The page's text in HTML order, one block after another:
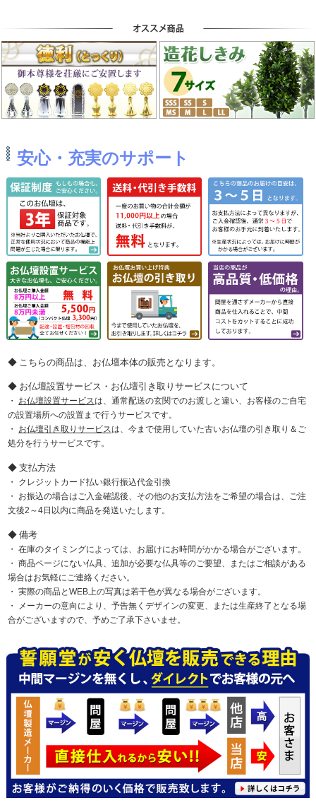
安心・充実のサポート
こちらの商品は、お仏壇本体の販売となります。
お仏壇設置サービス・お仏壇引き取りサービスについて
お仏壇設置サービスは、通常配送の玄関でのお渡しと違い、お客様のご自宅
の設置場所への設置まで行うサービスです。
お仏壇引き取りサービスは、今まで使用していた古いお仏壇の引き取り＆ご
処分を行うサービスです。
支払方法
クレジットカード払い銀行振込代金引換
お振込の場合はご入金確認後、その他のお支払方法をご希望の場合は、ご注
文後2～4日以内に商品を発送いたします。
備考
在庫のタイミングによっては、お届けにお時間がかかる場合がございます。
商品ページにない仏具、追加が必要な仏具等のご要望、またはご相談がある
場合はお気軽にご連絡ください。
実際の商品とWEB上の写真は若干色が異なる場合がございます。
メーカーの意向により、予告無くデザインの変更、または生産終了となる場
合がございますので、予めご了承下さいませ。